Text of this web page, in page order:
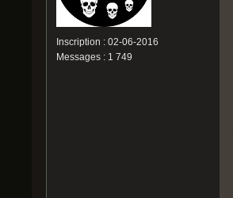
Inscription : 02-06-2016
Messages : 1 749